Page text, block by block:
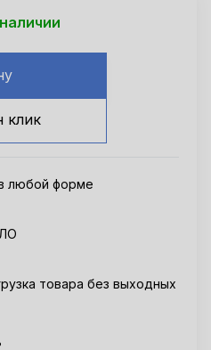
клик
любой форме
товара без выходных